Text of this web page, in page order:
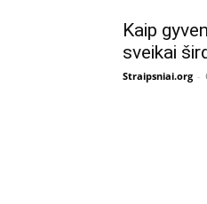
Kaip
sveikai
Straipsniai.org -